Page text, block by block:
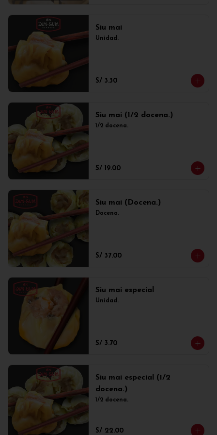
Siu mai
Unidad.
S/ 3.30
Siu mai (1/2 docena.)
1/2 docena.
S/ 19.00
Siu mai (Docena.)
Docena.
S/ 37.00
Siu mai especial
Unidad.
S/ 3.70
Siu mai especial (1/2
docena.)
1/2 docena.
S/ 22.00